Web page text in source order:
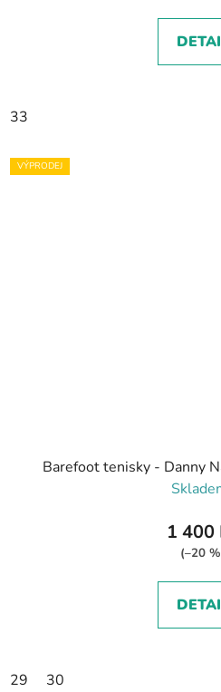
33
VÝPRODEJ
Barefoot tenisky - Danny
1 400
(–20
29 30